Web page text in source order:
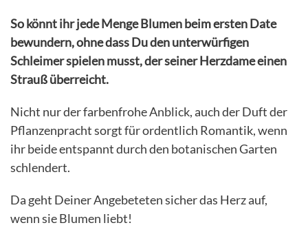
So könnt ihr jede Menge Blumen beim ersten Date
bewundern, ohne dass Du den unterwürfigen
Schleimer spielen musst, der seiner Herzdame einen
Strauß überreicht.
Nicht nur der farbenfrohe Anblick, auch der Duft der
Pflanzenpracht sorgt für ordentlich Romantik, wenn
ihr beide entspannt durch den botanischen Garten
schlendert.
Da geht Deiner Angebeteten sicher das Herz auf,
wenn sie Blumen liebt!